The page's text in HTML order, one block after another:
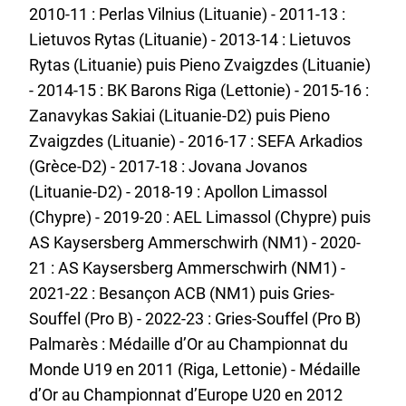
2010-11 : Perlas Vilnius (Lituanie) - 2011-13 :
Lietuvos Rytas (Lituanie) - 2013-14 : Lietuvos
Rytas (Lituanie) puis Pieno Zvaigzdes (Lituanie)
- 2014-15 : BK Barons Riga (Lettonie) - 2015-16 :
Zanavykas Sakiai (Lituanie-D2) puis Pieno
Zvaigzdes (Lituanie) - 2016-17 : SEFA Arkadios
(Grèce-D2) - 2017-18 : Jovana Jovanos
(Lituanie-D2) - 2018-19 : Apollon Limassol
(Chypre) - 2019-20 : AEL Limassol (Chypre) puis
AS Kaysersberg Ammerschwirh (NM1) - 2020-
21 : AS Kaysersberg Ammerschwirh (NM1) -
2021-22 : Besançon ACB (NM1) puis Gries-
Souffel (Pro B) - 2022-23 : Gries-Souffel (Pro B)
Palmarès : Médaille d’Or au Championnat du
Monde U19 en 2011 (Riga, Lettonie) - Médaille
d’Or au Championnat d’Europe U20 en 2012